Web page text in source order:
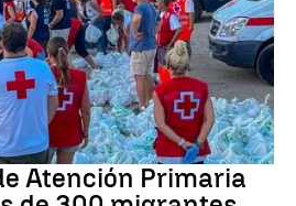
Atención Primaria